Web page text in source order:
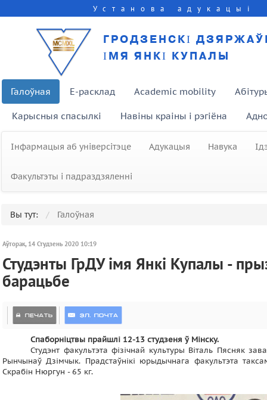
Установа адукацыі
ГРОДЗЕНСКІ
ІМЯ ЯНКІ КУПАЛЫ
Галоўная E-расклад Academic mobility
Карысныя спасылкі Навіны краіны і рэгіёна
Інфармацыя аб універсітэце Адукацыя Навука
Факультэты і падраздзяленні
Вы тут: Галоўная
Аўторак, 14 Студзень 2020 10:19
Студэнты ГрДУ імя Янкі Купалы -
барацьбе
Спаборніцтвы прайшлі 12-13 студзеня ў Мінску.
Студэнт факультэта фізічнай культуры Віталь Пясняк
Рынчынаў Дзімчык. Прадстаўнікі юрыдычнага факультэта
Скрабін Нюргун - 65 кг.